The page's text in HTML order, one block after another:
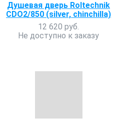
Душевая дверь Roltechnik
CDO2/850 (silver, chinchilla)
12 620 руб.
Не доступно к заказу